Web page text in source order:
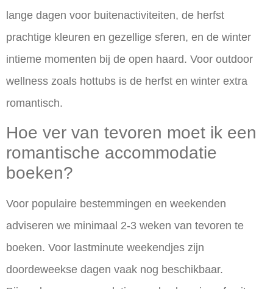
lange dagen voor buitenactiviteiten, de herfst
prachtige kleuren en gezellige sferen, en de winter
intieme momenten bij de open haard. Voor outdoor
wellness zoals hottubs is de herfst en winter extra
romantisch.
Hoe ver van tevoren moet ik een
romantische accommodatie
boeken?
Voor populaire bestemmingen en weekenden
adviseren we minimaal 2-3 weken van tevoren te
boeken. Voor lastminute weekendjes zijn
doordeweekse dagen vaak nog beschikbaar.